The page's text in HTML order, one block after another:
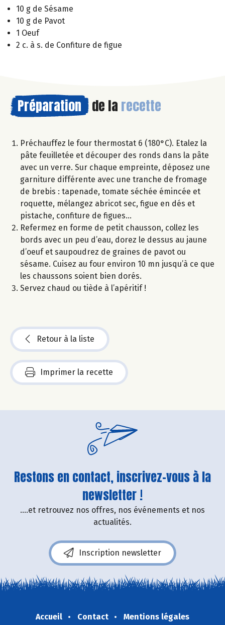
10 g de Sésame
10 g de Pavot
1 Oeuf
2 c. à s. de Confiture de figue
Préparation de la recette
Préchauffez le four thermostat 6 (180°C). Etalez la
pâte feuilletée et découper des ronds dans la pâte
avec un verre. Sur chaque empreinte, déposez une
garniture différente avec une tranche de fromage
de brebis : tapenade, tomate séchée émincée et
roquette, mélangez abricot sec, figue en dés et
pistache, confiture de figues…
Refermez en forme de petit chausson, collez les
bords avec un peu d’eau, dorez le dessus au jaune
d’oeuf et saupoudrez de graines de pavot ou
sésame. Cuisez au four environ 10 mn jusqu’à ce que
les chaussons soient bien dorés.
Servez chaud ou tiède à l’apéritif !
Retour à la liste
Imprimer la recette
Restons en contact, inscrivez-vous à la
newsletter !
....et retrouvez nos offres, nos événements et nos
actualités.
Inscription newsletter
Accueil Contact
Mentions légales